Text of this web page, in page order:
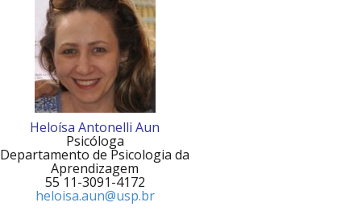
Heloísa Antonelli Aun
Psicóloga
Departamento de Psicologia da
Aprendizagem
55 11-3091-4172
heloisa.aun@usp.br